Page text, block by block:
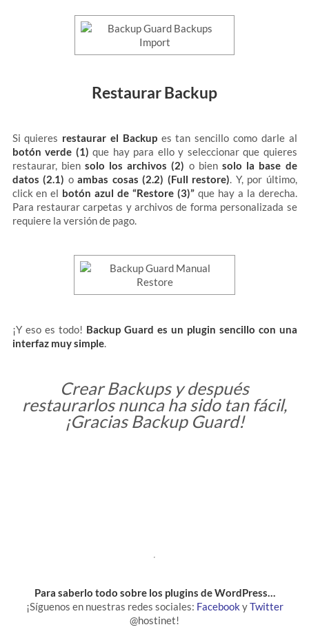
Restaurar Backup
Si quieres restaurar el Backupes tan sencillo como darle al
botón verde (1) que hay para ello y seleccionar que quieres
restaurar, bien solo los archivos (2) o bien solo la base de
datos (2.1) o ambas cosas (2.2) (Full restore) . Y, por último,
click en el botón azul de “Restore (3)”que hay a la derecha.
Para restaurar carpetas y archivos de forma personalizada se
requiere la versión de pago.
¡Y eso es todo! Backup Guard es un plugin sencillo con una
interfaz muy simple.
Crear Backups y después
restaurarlos nunca ha sido tan fácil,
¡Gracias Backup Guard!
Para saberlo todo sobre los plugins de WordPress…
¡Síguenos en nuestras redes sociales: Facebook yTwitter
@hostinet!